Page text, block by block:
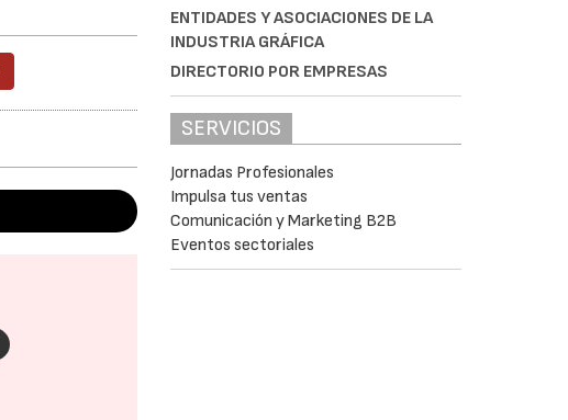
ENTIDADES Y ASOCIACIONES DE LA
INDUSTRIA GRÁFICA
DIRECTORIO POR EMPRESAS
SERVICIOS
Jornadas Profesionales
Impulsa tus ventas
Comunicación y Marketing B2B
Eventos sectoriales